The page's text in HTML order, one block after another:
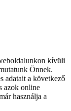
kívüli
Önnek.
adatait a következő
azok online
használja a